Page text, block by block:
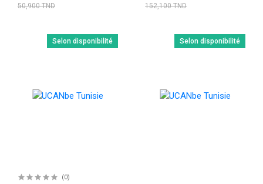
50,900 TND 152,100 TND
Selon disponibilité
(0)
Selon disponibilité